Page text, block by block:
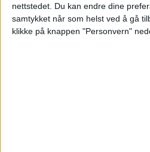
nettstedet. Du kan endre dine
samtykket når som helst ved å gå
klikke på knappen "Personvern"